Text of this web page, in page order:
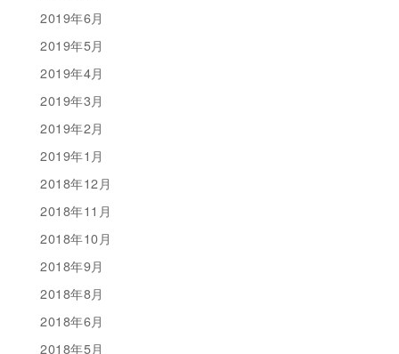
2019年6月
2019年5月
2019年4月
2019年3月
2019年2月
2019年1月
2018年12月
2018年11月
2018年10月
2018年9月
2018年8月
2018年6月
2018年5月